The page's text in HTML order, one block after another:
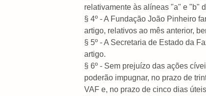
relativamente às alíneas "a" e "b"
§ 4º - A Fundação João Pinheiro
artigo, relativos ao mês anterior,
§ 5º - A Secretaria de Estado da
artigo.
§ 6º - Sem prejuízo das ações
poderão impugnar, no prazo de
VAF e, no prazo de cinco dias